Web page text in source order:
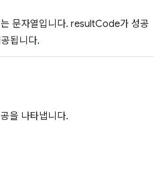
문자열입니다. resultCode가 성공
됩니다.
을 나타냅니다.